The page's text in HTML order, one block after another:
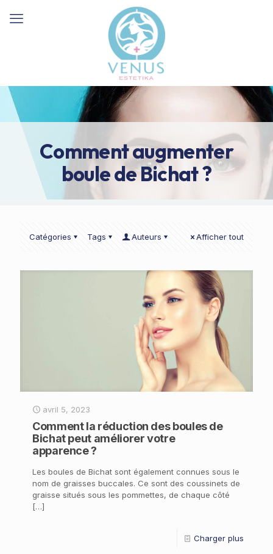
Comment augmenter
boule de Bichat ?
Catégories Tags Auteurs Afficher tout
avril 5, 2023
Comment la réduction des boules de
Bichat peut améliorer votre
apparence ?
Les boules de Bichat sont également connues sous le
nom de graisses buccales. Ce sont des coussinets de
graisse situés sous les pommettes, de chaque côté
[…]
Charger plus